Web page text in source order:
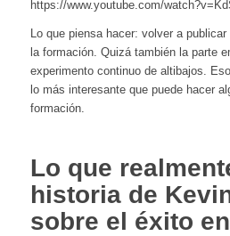
https://www.youtube.com/
Lo que piensa hacer: volver a
la formación. Quizá también la parte
experimento continuo de altibajos.
lo más interesante que puede hacer
formación.
Lo que
historia de
sobre el éxito